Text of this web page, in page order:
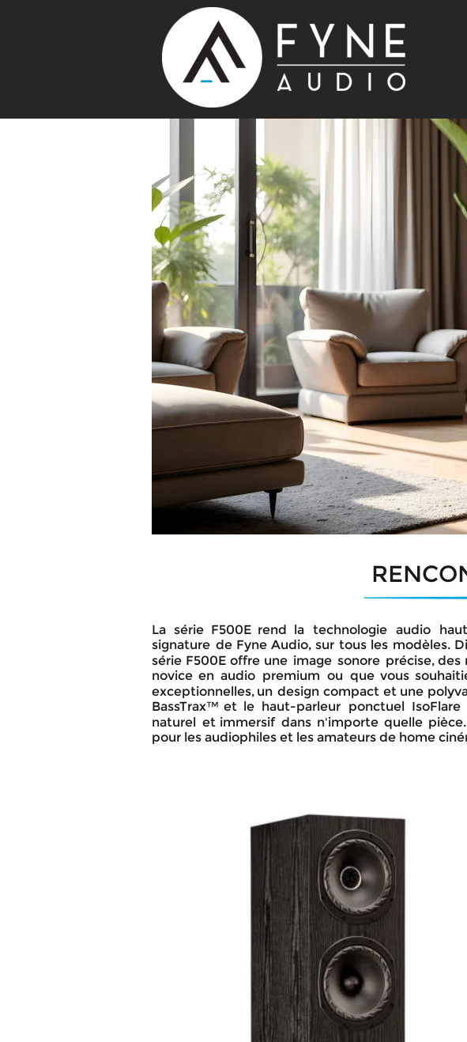
La série F500E rend la technologie audio haut
signature de Fyne Audio, sur tous les modèles.
série F500E offre une image sonore précise, des
novice en audio premium ou que vous
exceptionnelles, un design compact et une
BassTrax™ et le haut-parleur ponctuel IsoFlare
naturel et immersif dans n'importe quelle pièce.
pour les audiophiles et les amateurs de home